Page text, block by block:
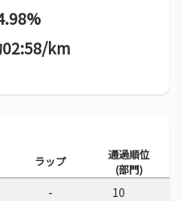
km
ラップ
通過順位
(部門)
-
10